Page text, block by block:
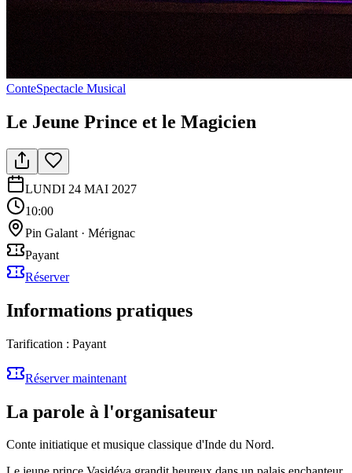
ConteSpectacle Musical
Le Jeune Prince et le Magicien
LUNDI 24 MAI 2027
10:00
Pin Galant · Mérignac
Payant
Réserver
Informations pratiques
Tarification : Payant
Réserver maintenant
La parole à l'organisateur
Conte initiatique et musique classique d'Inde du Nord.